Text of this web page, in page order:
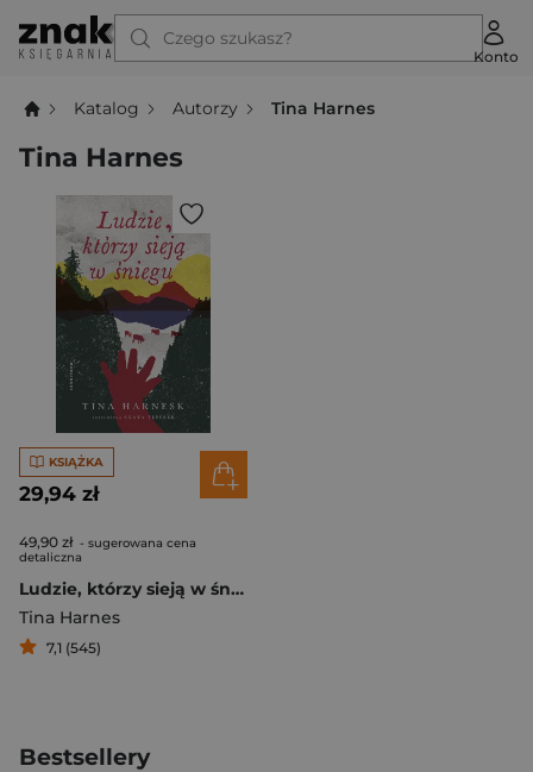
Czego szukasz?
Konto
Katalog Autorzy Tina Harnes
Tina Harnes
KSIĄŻKA
29,94 zł
49,90 zł - sugerowana cena
detaliczna
Ludzie, którzy sieją w śniegu
Tina Harnes
7,1 (545)
Bestsellery